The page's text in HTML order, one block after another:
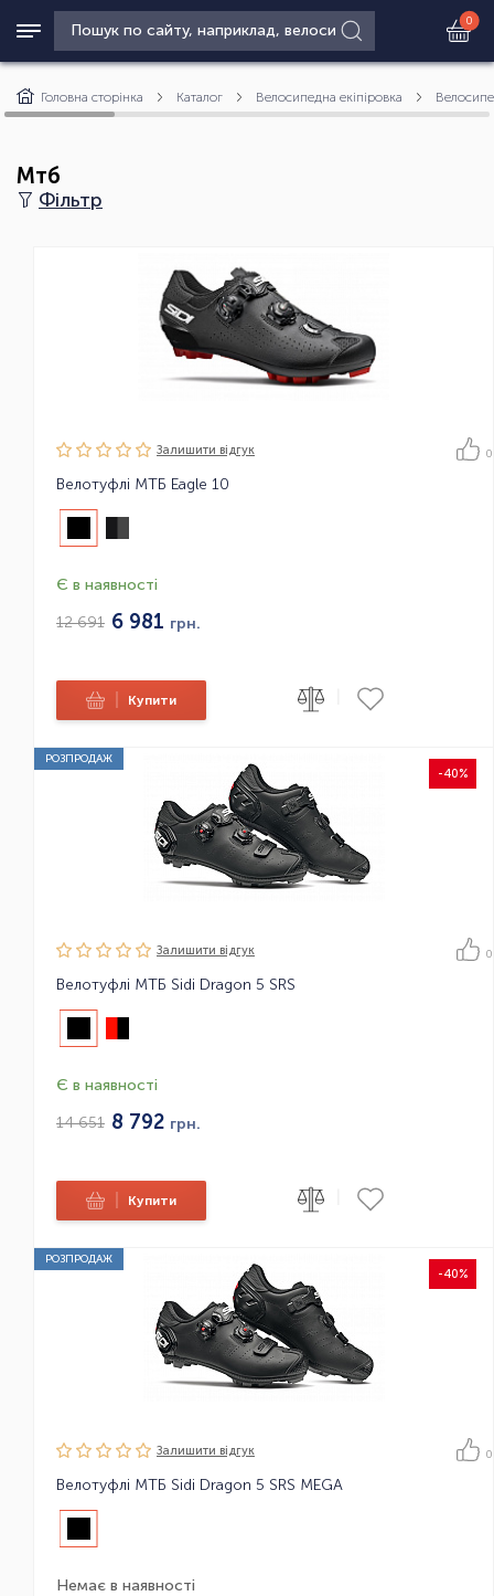
0
Головна сторінка Каталог Велосипедна екіпіровка
Мтб
Фільтр
Залишити вiдгук 0
Велотуфлі МТБ Eagle 10
Є в наявності
12 691 6 981 грн.
Купити
РОЗПРОДАЖ
-40%
Залишити вiдгук 0
Велотуфлі МТБ Sidi Dragon 5 SRS
Є в наявності
14 651 8 792 грн.
Купити
РОЗПРОДАЖ
-40%
Залишити вiдгук 0
Велотуфлі МТБ Sidi Dragon 5 SRS MEGA
Немає в наявності